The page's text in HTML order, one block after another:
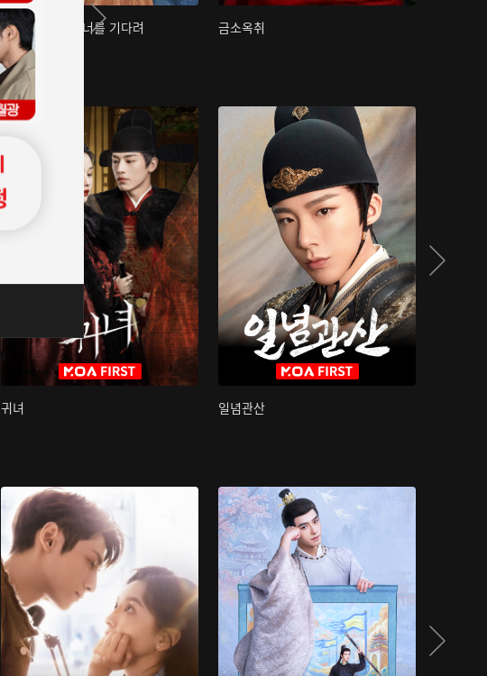
아재저리등니 : 너를 기다려 금소옥취
귀녀 일념관산